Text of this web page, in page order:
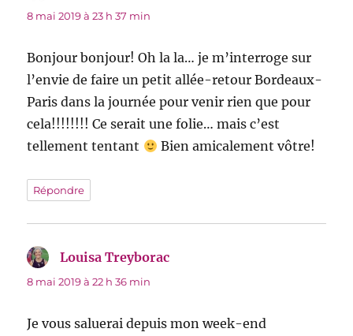
8 mai 2019 à 23 h 37 min
Bonjour bonjour! Oh la la… je m’interroge sur
l’envie de faire un petit allée-retour Bordeaux-
Paris dans la journée pour venir rien que pour
cela!!!!!!!! Ce serait une folie… mais c’est
tellement tentant
Bien amicalement vôtre!
Répondre
Louisa Treyborac
8 mai 2019 à 22 h 36 min
Je vous saluerai depuis mon week-end